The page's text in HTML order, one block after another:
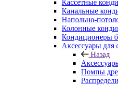
Кассетные
Канальные
Напольно-
Колонные
Кондиционеры
Аксессуары для
Назад
Помпы